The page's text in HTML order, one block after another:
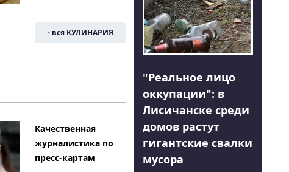
- вся КУЛИНАРИЯ
Качественная
журналистика по
пресс-картам
"Реальное лицо
оккупации": в
Лисичанске среди
домов растут
гигантские свалки
мусора